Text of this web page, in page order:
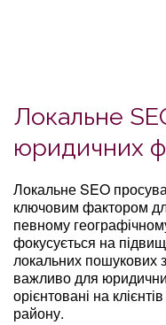
Локальне
юридичних
Локальне SEO
ключовим фактором
певному
фокусується на
локальних пошукових
важливо для
орієнтовані на
району.